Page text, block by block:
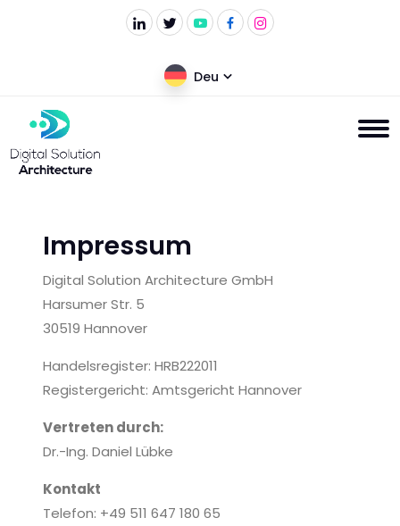
Deu
Impressum
Digital Solution Architecture GmbH
Harsumer Str. 5
30519 Hannover
Handelsregister: HRB222011
Registergericht: Amtsgericht Hannover
Vertreten durch:
Dr.-Ing. Daniel Lübke
Kontakt
Telefon: +49 511 647 180 65